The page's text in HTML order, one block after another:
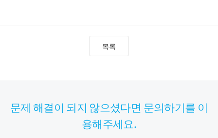
목록
문제 해결이 되지 않으셨다면 문의하기를 이
용해주세요.